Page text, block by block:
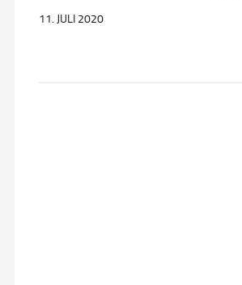
11. JULI 2020